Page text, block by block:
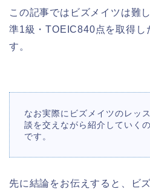
この記事ではビズメイツは難
準1級・TOEIC840点を取得し
す。
なお実際にビズメイツのレッ
談を交えながら紹介していく
です。
先に結論をお伝えすると、ビ